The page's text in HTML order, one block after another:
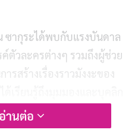
ซากุระได้พบกับแรงบันดาล
ค์ตัวละครต่างๆ รวมถึงผู้ช่วย
สร้างเรื่องราวมังงะของ
ของการทำงานเป็นนักวา
ก่อน
านต่อ